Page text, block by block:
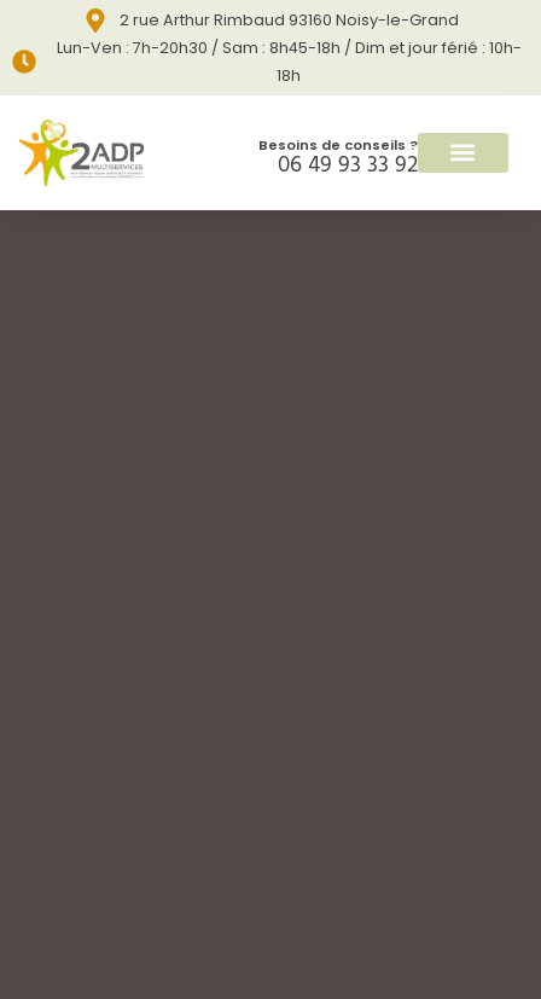
2 rue Arthur Rimbaud 93160 Noisy-le-Grand
Lun-Ven : 7h-20h30 / Sam : 8h45-18h / Dim et jour férié : 10h-
18h
Besoins de conseils ?
06 49 93 33 92